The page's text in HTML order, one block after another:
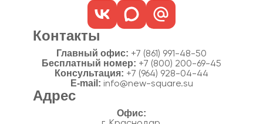
Контакты
Главный офис: +7 (861) 991-48-50
Бесплатный номер: +7 (800) 200-69-45
Консультация: +7 (964) 928-04-44
E-mail: info@new-square.su
Адрес